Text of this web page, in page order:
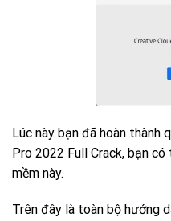
Lúc này bạn đã hoàn thành
Pro 2022 Full Crack, bạn
mềm này.
Trên đây là toàn bộ hướng